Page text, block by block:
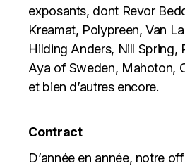
exposants, dont Revor
Kreamat, Polypreen, Van
Hilding Anders, Nill Spring,
Aya of Sweden, Mahoton,
et bien d’autres encore.
Contract
D’année en année, notre